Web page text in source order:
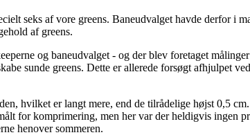
seks af vore greens. Baneudvalget havde derfor i
af greens.
og baneudvalget - og der blev foretaget
sunde greens. Dette er allerede forsøgt afhjulpet
hvilket er langt mere, end de tilrådelige højst 0,5
for komprimering, men her var der heldigvis
henover sommeren.